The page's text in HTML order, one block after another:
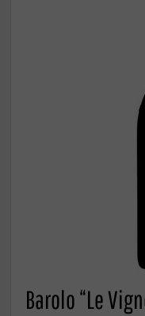
Barolo “Le